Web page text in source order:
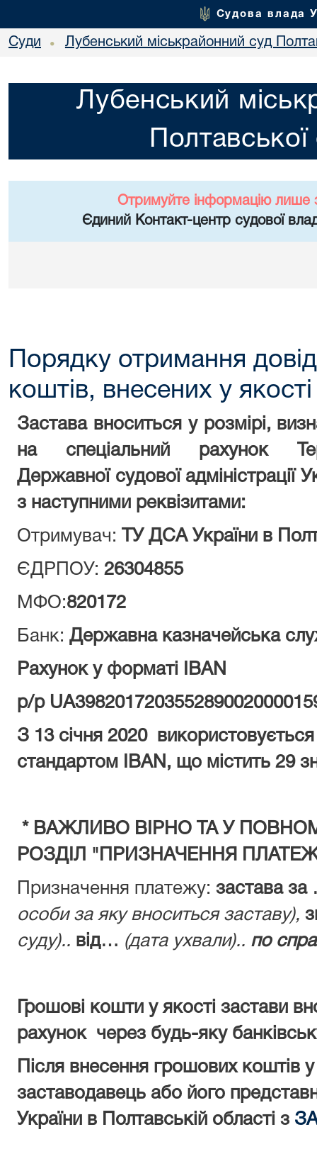
Судова влада
Суди • Лубенський міськрайонний суд
Лубенський
Полтавської
Отримуйте інформацію лише
Єдиний Контакт-центр судової
Порядку отримання
коштів, внесених у
Застава вноситься у розмірі,
на спеціальний рахунок
Державної судової адміністрації
з наступними реквізитами:
Отримувач:
ТУ ДСА України в
ЄДРПОУ: 26304855
МФО:820172
Банк: Державна казначейська
Рахунок у форматі IBAN
р/р
З 13 січня 2020
стандартом IBAN, що містить 29
* ВАЖЛИВО ВІРНО ТА У
РОЗДІЛ "ПРИЗНАЧЕННЯ
Призначення платежу: застава за
особи за яку вноситься заставу),
суду).. від… (дата ухвали).. по
Грошові кошти у якості застави
рахунок через будь-яку
Після внесення грошових коштів у
заставодавець або його
України в Полтавській області з